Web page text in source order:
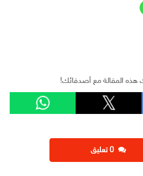
هذه المقالة مع أصدقائك!